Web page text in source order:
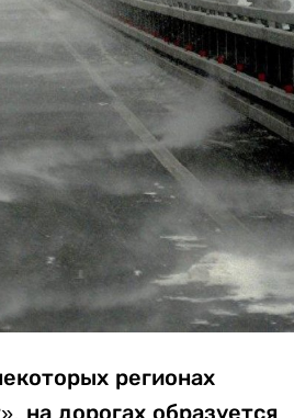
регионах
на дорогах образуется